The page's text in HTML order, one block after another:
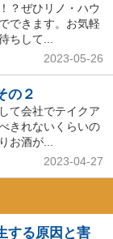
？ぜひリノ・ハウ
できます。お気軽
ちして...
2023-05-26
の２
て会社でテイクア
きれないくらいの
お酒が...
2023-04-27
する原因と害